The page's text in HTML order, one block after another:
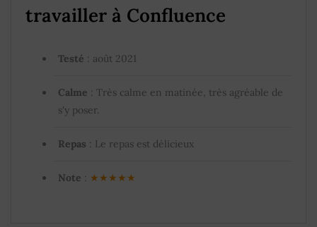
travailler à Confluence
Testé : août 2021
Calme : Très calme en matinée, très agréable de
s'y poser.
Repas : Le repas est délicieux
Note : ★★★★★